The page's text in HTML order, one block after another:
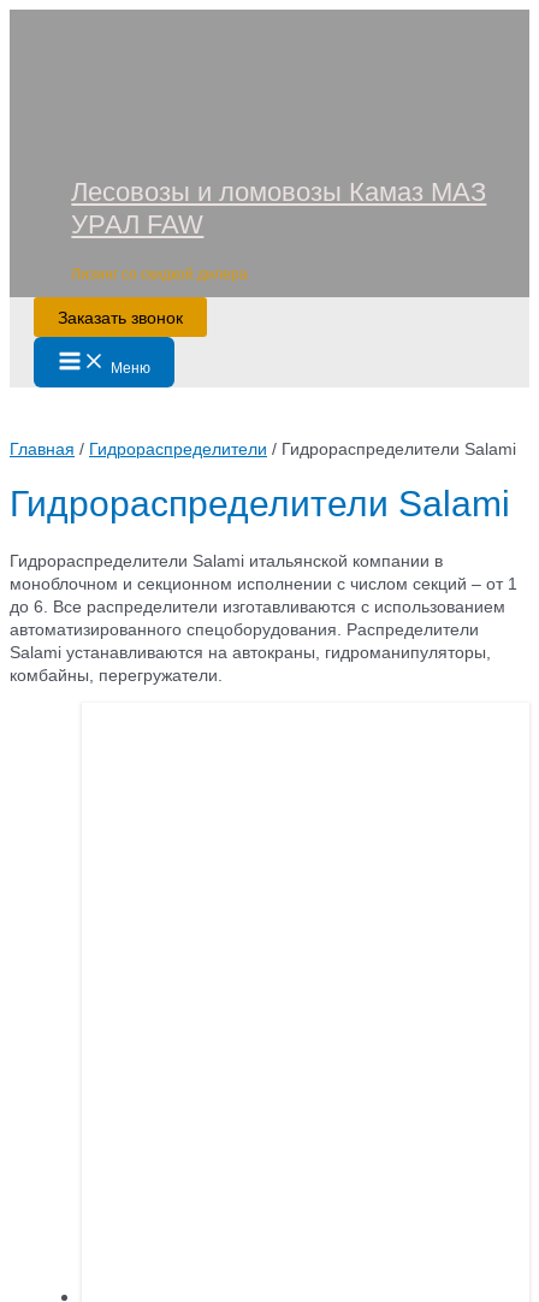
Лесовозы и ломовозы Камаз МАЗ
УРАЛ FAW
Лизинг со скидкой дилера
Заказать звонок
Main
Menu Меню
Главная / Гидрораспределители / Гидрораспределители Salami
Гидрораспределители Salami
Гидрораспределители Salami итальянской компании в
моноблочном и секционном исполнении с числом секций – от 1
до 6. Все распределители изготавливаются с использованием
автоматизированного спецоборудования. Распределители
Salami устанавливаются на автокраны, гидроманипуляторы,
комбайны, перегружатели.